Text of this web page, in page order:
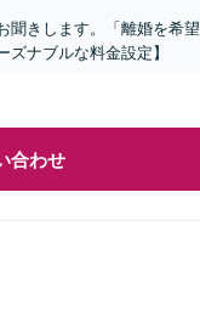
聞きします。「離婚を希望
ナブルな料金設定】
合わせ